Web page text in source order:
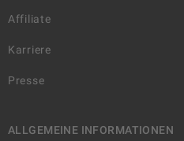
Affiliate
Karriere
Presse
ALLGEMEINE INFORMATIONEN